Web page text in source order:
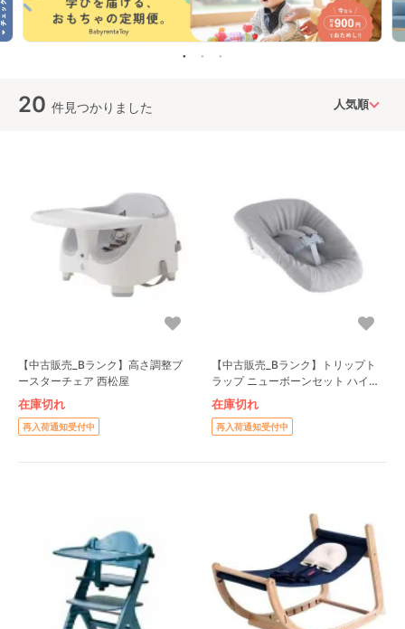
20 件見つかりました
【中古販売_Bランク】高さ調整ブ
ースターチェア 西松屋
在庫切れ
再入荷通知受付中
【中古販売_Bランク】トリップト
ラップ ニューボーンセット ハイチ
ェアシート ハイチェア ストッケ
(STOKKE)
在庫切れ
再入荷通知受付中